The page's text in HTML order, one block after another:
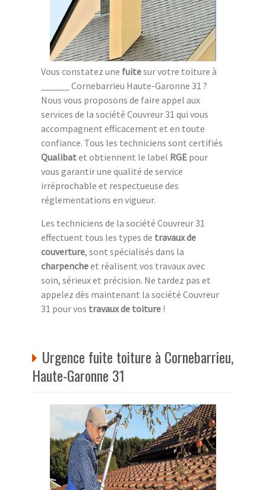
Vous constatez une fuitesur votre toiture à
______ Cornebarrieu Haute-Garonne 31 ?
Nous vous proposons de faire appel aux
services de la société Couvreur 31 qui vous
accompagnent efficacement et en toute
confiance. Tous les techniciens sont certifiés
Qualibatet obtiennent le label RGE pour
vous garantir une qualité de service
irréprochable et respectueuse des
réglementations en vigueur.
Les techniciens de la société Couvreur 31
effectuent tous les types de travaux de
couverture, sont spécialisés dans la
charpencheet réalisent vos travaux avec
soin, sérieux et précision. Ne tardez pas et
appelez dès maintenant la société Couvreur
31 pour vos travaux de toiture !
Urgence fuite toiture à Cornebarrieu,
Haute-Garonne 31